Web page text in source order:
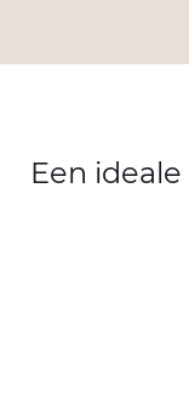
Een ideale